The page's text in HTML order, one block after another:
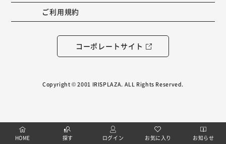
ご利用規約
コーポレートサイト
Copyright © 2001 IRISPLAZA. ALL Rights Reserved.
HOME 探す ログイン お気に入り お知らせ